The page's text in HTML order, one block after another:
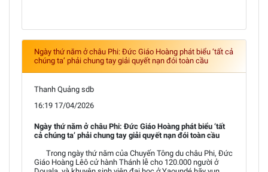
Ngày thứ năm ở châu Phi: Đức Giáo Hoàng phát biểu ‘tất cả
chúng ta’ phải chung tay giải quyết nạn đói toàn cầu
Thanh Quảng sdb
16:19 17/04/2026
Ngày thứ năm ở châu Phi: Đức Giáo Hoàng phát biểu ‘tất
cả chúng ta’ phải chung tay giải quyết nạn đói toàn cầu
Trong ngày thứ năm của Chuyến Tông du châu Phi, Đức
Giáo Hoàng Lêô cử hành Thánh lễ cho 120.000 người ở